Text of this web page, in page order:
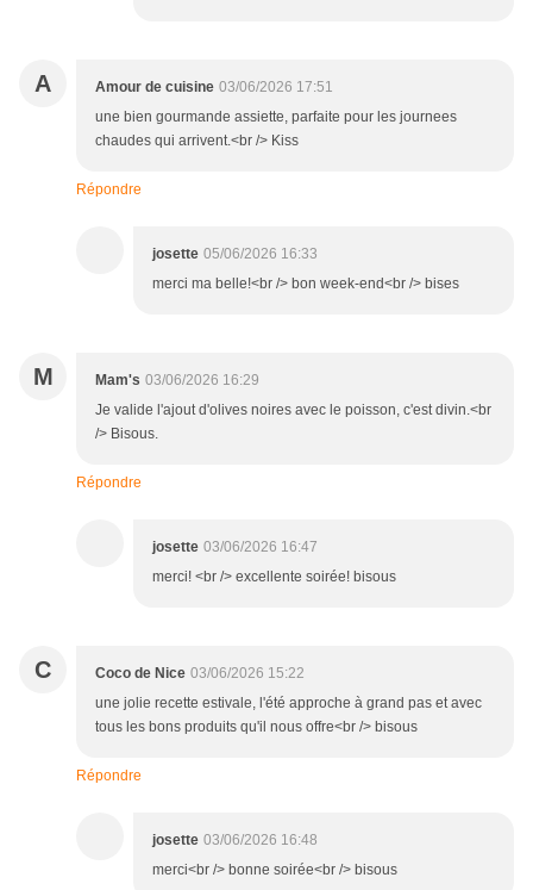
A Amour de cuisine 03/06/2026 17:51
une bien gourmande assiette, parfaite pour les journees
chaudes qui arrivent.<br /> Kiss
Répondre
josette 05/06/2026 16:33
merci ma belle!<br /> bon week-end<br /> bises
M Mam's 03/06/2026 16:29
Je valide l'ajout d'olives noires avec le poisson, c'est divin.<br
/> Bisous.
Répondre
josette 03/06/2026 16:47
merci! <br /> excellente soirée! bisous
C Coco de Nice 03/06/2026 15:22
une jolie recette estivale, l'été approche à grand pas et avec
tous les bons produits qu'il nous offre<br /> bisous
Répondre
josette 03/06/2026 16:48
merci<br /> bonne soirée<br /> bisous